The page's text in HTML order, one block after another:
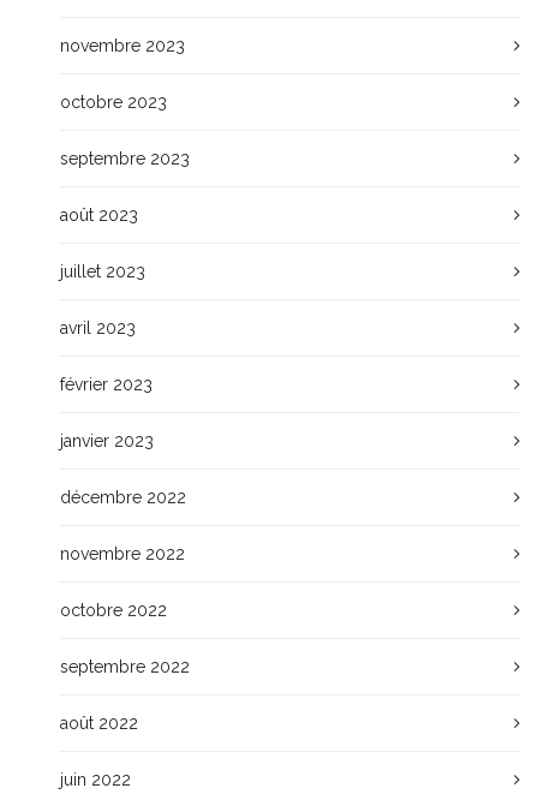
novembre 2023
octobre 2023
septembre 2023
août 2023
juillet 2023
avril 2023
février 2023
janvier 2023
décembre 2022
novembre 2022
octobre 2022
septembre 2022
août 2022
juin 2022